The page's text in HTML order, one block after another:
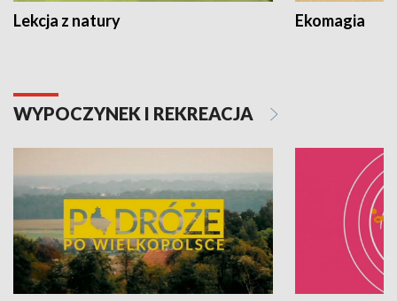
Lekcja z natury Ekomagia
WYPOCZYNEK I REKREACJA